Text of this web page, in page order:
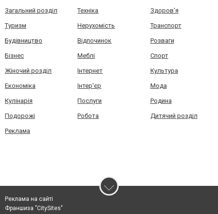
Загальний розділ Техніка Здоров'я
Туризм Нерухомість Транспорт
Будівництво Відпочинок Розваги
Бізнес Меблі Спорт
Жіночий розділ Інтернет Культура
Економіка Інтер'єр Мода
Кулінарія Послуги Родина
Подорожі Робота Дитячий розділ
Реклама
Реклама на сайті
Франшиза "CitySites"